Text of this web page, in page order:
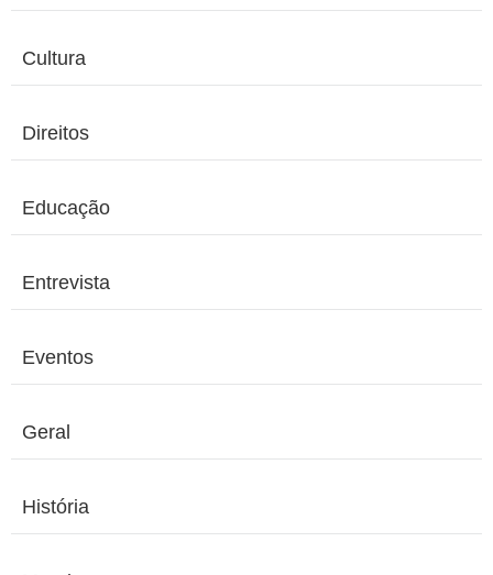
Cultura
Direitos
Educação
Entrevista
Eventos
Geral
História